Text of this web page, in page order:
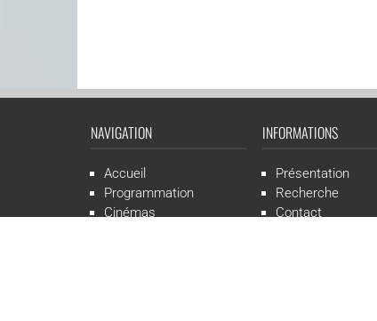
NAVIGATION
Accueil
Programmation
Cinémas
INFORMATIONS
Présentation
Recherche
Contact